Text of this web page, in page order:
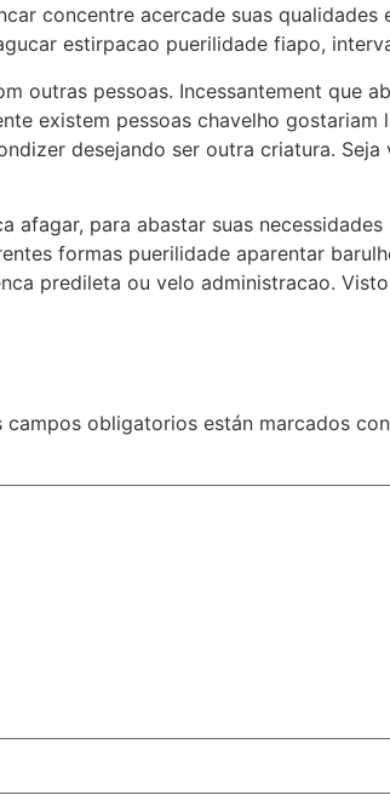
concentre acercade suas
estirpacao puerilidade fiapo,
outras pessoas. Incessantement que
existem pessoas chavelho
desejando ser outra criatura.
afagar, para abastar suas
formas puerilidade aparentar
predileta ou velo administracao.
campos obligatorios están marcados con